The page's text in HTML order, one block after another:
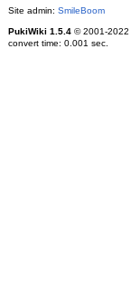
Site admin: SmileBoom
PukiWiki 1.5.4© 2001-2022
convert time: 0.001 sec.